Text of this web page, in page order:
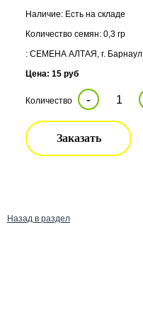
Наличие: Есть на складе
Количество семян: 0,3 гр
: СЕМЕНА АЛТАЯ, г. Барнаул
Цена: 15 руб
Количество -
Заказать
Назад в раздел